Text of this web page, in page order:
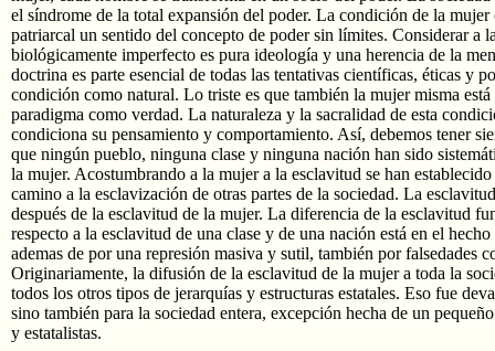
el síndrome de la total expansión del poder. La condición de la mujer
patriarcal un sentido del concepto de poder sin límites. Considerar a
biológicamente imperfecto es pura ideología y una herencia de la
doctrina es parte esencial de todas las tentativas científicas, éticas y
condición como natural. Lo triste es que también la mujer misma está
paradigma como verdad. La naturaleza y la sacralidad de esta
condiciona su pensamiento y comportamiento. Así, debemos tener
que ningún pueblo, ninguna clase y ninguna nación han sido
la mujer. Acostumbrando a la mujer a la esclavitud se han
camino a la esclavización de otras partes de la sociedad. La
después de la esclavitud de la mujer. La diferencia de la esclavitud
respecto a la esclavitud de una clase y de una nación está en el
ademas de por una represión masiva y sutil, también por falsedades
Originariamente, la difusión de la esclavitud de la mujer a toda la
todos los otros tipos de jerarquías y estructuras estatales. Eso fue
sino también para la sociedad entera, excepción hecha de un
y estatalistas.